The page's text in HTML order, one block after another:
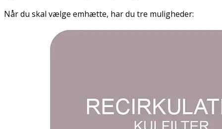
Når du skal vælge emhætte, har du tre muligheder: